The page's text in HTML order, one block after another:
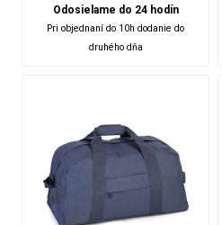
Odosielame do 24 hodín
Pri objednaní do 10h dodanie do
druhého dňa